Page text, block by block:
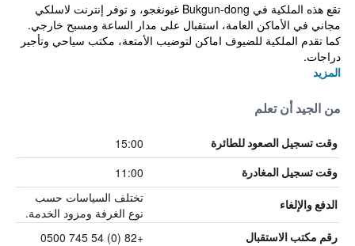
تقع هذه الملكية في Bukgun-dong غيونغجو، و توفر إنترنت لاسلكي
مجاني في الأماكن العامة، استقبال على مدار الساعة ومسبح خارجي.
كما تقدم الملكية للضيوف اماكن لتوضيب الأمتعة، مكتب سياحي وتأجير
دراجات.
المزيد
من الجيد أن تعلم
وقت تسجيل الصعود للطائرة 15:00
وقت تسجيل المغادرة 11:00
الدفع والإلغاء
تختلف السياسات حسب
نوع الغرفة ومزود الخدمة.
رقم مكتب الاستقبال +82 (0) 54 745 0500